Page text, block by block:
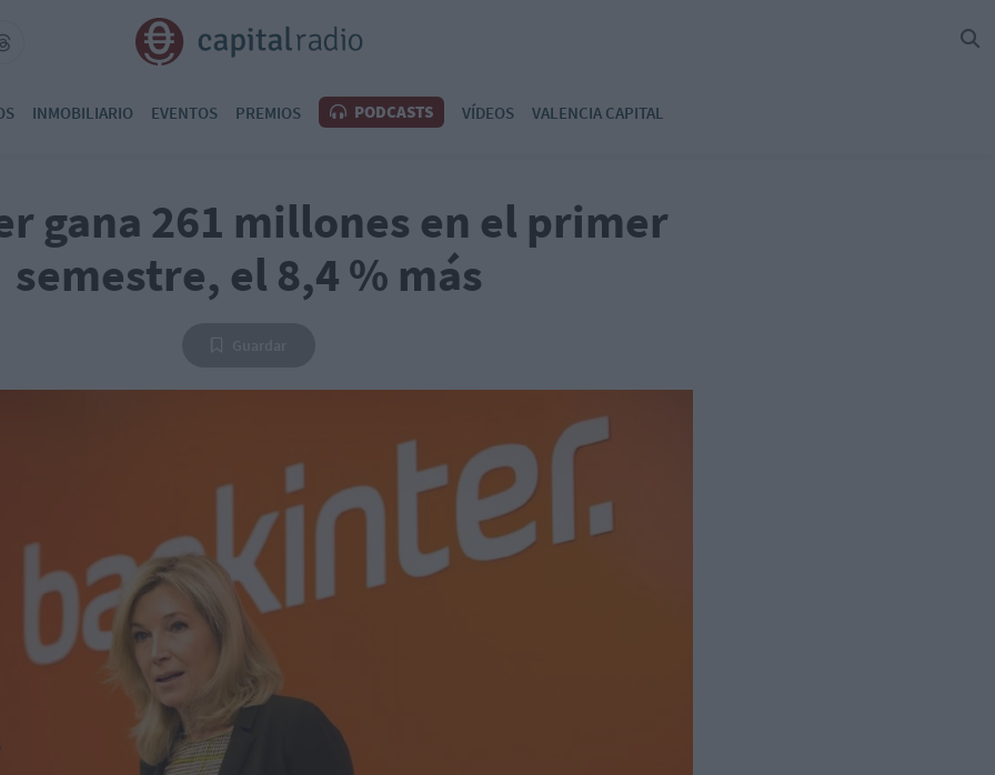
INMOBILIARIO EVENTOS PREMIOS PODCASTS VÍDEOS VALENCIA CAPITAL
gana 261 millones en el primer
semestre, el 8,4 % más